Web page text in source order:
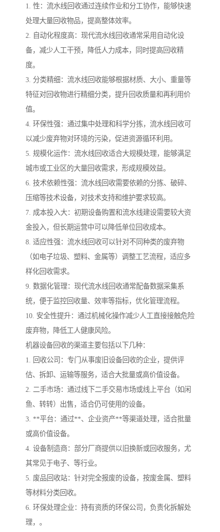
1. 性：流水线回收通过连续作业和分工协作，能够快速
处理大量回收物品，提高整体效率。
2. 自动化程度高：现代流水线回收通常采用自动化设
备，减少人工干预，降低人力成本，同时提高回收精
度。
3. 分类精细：流水线回收能够根据材质、大小、重量等
特征对回收物进行精细分类，提升回收质量和再利用价
值。
4. 环保性强：通过集中处理和科学分拣，流水线回收可
以减少废弃物对环境的污染，促进资源循环利用。
5. 规模化运作：流水线回收适合大规模处理，能够满足
城市或工业区的大量回收需求，形成规模效益。
6. 技术依赖性强：流水线回收需要依赖的分拣、破碎、
压缩等技术设备，对技术支持和维护要求较高。
7. 成本投入大：初期设备购置和流水线建设需要较大资
金投入，但长期运营中可以降低单位回收成本。
8. 适应性强：流水线回收可以针对不同种类的废弃物
（如电子垃圾、塑料、金属等）调整工艺流程，适应多
样化回收需求。
9. 数据化管理：现代流水线回收通常配备数据采集系
统，便于监控回收量、效率等指标，优化管理流程。
10. 安全性提升：通过机械化操作减少人工直接接触危险
废弃物，降低工人健康风险。
机器设备回收的渠道主要包括以下几种：
1. 回收公司：专门从事废旧设备回收的企业，提供评
估、拆卸、运输等服务，适合大批量或高价值设备。
2. 二手市场：通过线下二手交易市场或线上平台（如闲
鱼、转转）出售，适合仍可使用的设备。
3. **平台：通过**、企业资产**等渠道处理，适合批量
或高价值设备。
4. 设备制造商：部分厂商提供以旧换新或回收服务，尤
其常见于电子、等行业。
5. 废品回收站：针对完全报废的设备，按废金属、塑料
等材料分类回收。
6. 环保处理企业：持有资质的环保公司，负责化拆解处
理，。